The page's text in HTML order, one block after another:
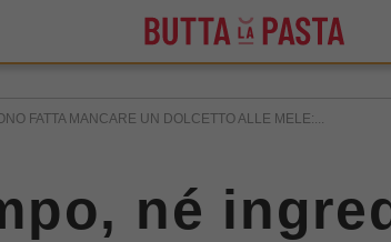
FATTA MANCARE UN DOLCETTO ALLE MELE:...
né